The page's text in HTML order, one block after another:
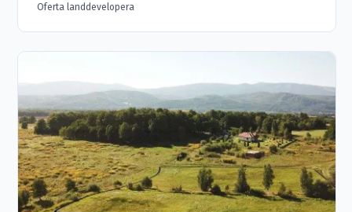
Oferta landdevelopera